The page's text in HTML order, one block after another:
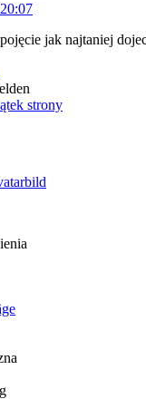
jak najtaniej
strony